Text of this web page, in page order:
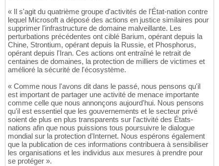
« Il s'agit du quatrième groupe d'activités de l'État-nation contre
lequel Microsoft a déposé des actions en justice similaires pour
supprimer l'infrastructure de domaine malveillante. Les
perturbations précédentes ont ciblé Barium, opérant depuis la
Chine, Strontium, opérant depuis la Russie, et Phosphorus,
opérant depuis l'Iran. Ces actions ont entraîné le retrait de
centaines de domaines, la protection de milliers de victimes et
amélioré la sécurité de l'écosystème.
« Comme nous l'avons dit dans le passé, nous pensons qu'il
est important de partager une activité de menace importante
comme celle que nous annonçons aujourd'hui. Nous pensons
qu'il est essentiel que les gouvernements et le secteur privé
soient de plus en plus transparents sur l'activité des États-
nations afin que nous puissions tous poursuivre le dialogue
mondial sur la protection d'Internet. Nous espérons également
que la publication de ces informations contribuera à sensibiliser
les organisations et les individus aux mesures à prendre pour
se protéger ».